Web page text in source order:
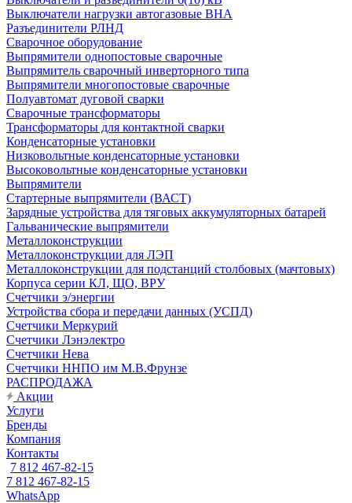
Выключатели нагрузки автогазовые ВНА
Разъединители РЛНД
Сварочное оборудование
Выпрямители однопостовые сварочные
Выпрямитель сварочный инверторного типа
Выпрямители многопостовые сварочные
Полуавтомат дуговой сварки
Сварочные трансформаторы
Трансформаторы для контактной сварки
Конденсаторные установки
Низковольтные конденсаторные установки
Высоковольтные конденсаторные установки
Выпрямители
Стартерные выпрямители (ВАСТ)
Зарядные устройства для тяговых аккумуляторных батарей
Гальванические выпрямители
Металлоконструкции
Металлоконструкции для ЛЭП
Металлоконструкции для подстанций столбовых (мачтовых)
Корпуса серии КЛ, ЩО, ВРУ
Счетчики э/энергии
Устройства сбора и передачи данных (УСПД)
Счетчики Меркурий
Счетчики Лэнэлектро
Счетчики Нева
Счетчики ННПО им М.В.Фрунзе
РАСПРОДАЖА
Акции
Услуги
Бренды
Компания
Контакты
7 812 467-82-15
7 812 467-82-15
WhatsApp